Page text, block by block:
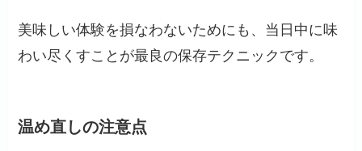
美味しい体験を損なわないためにも、当日中に味
わい尽くすことが最良の保存テクニックです。
温め直しの注意点